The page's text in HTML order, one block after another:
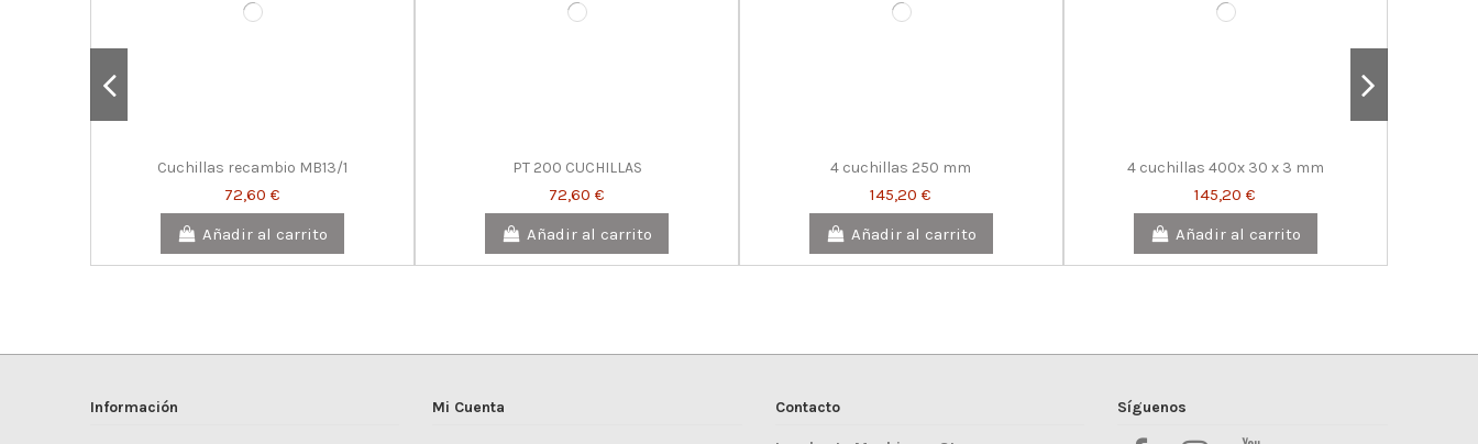
Cuchillas recambio MB13/1
72,60 €
Añadir al carrito
PT 200 CUCHILLAS
72,60 €
Añadir al carrito
4 cuchillas 250 mm
145,20 €
Añadir al carrito
4 cuchillas 400x 30 x 3 mm
145,20 €
Añadir al carrito
Información Mi Cuenta Contacto Síguenos